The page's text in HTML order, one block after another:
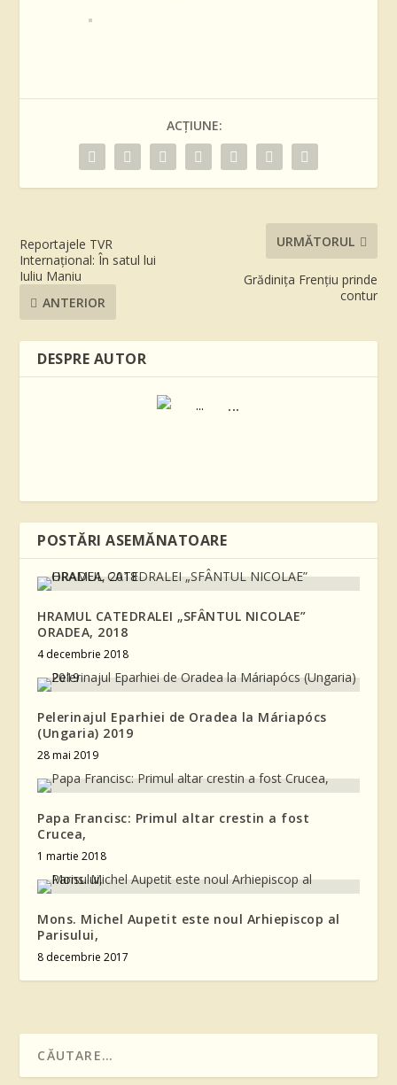
ACȚIUNE:
Reportajele TVR
Internațional: În satul lui
Iuliu Maniu
ANTERIOR
URMĂTORUL
Grădinița Frențiu prinde
contur
DESPRE AUTOR
...
POSTĂRI ASEMĂNATOARE
HRAMUL CATEDRALEI „SFÂNTUL NICOLAE”
ORADEA, 2018
4 decembrie 2018
Pelerinajul Eparhiei de Oradea la Máriapócs
(Ungaria) 2019
28 mai 2019
Papa Francisc: Primul altar crestin a fost
Crucea,
1 martie 2018
Mons. Michel Aupetit este noul Arhiepiscop al
Parisului,
8 decembrie 2017